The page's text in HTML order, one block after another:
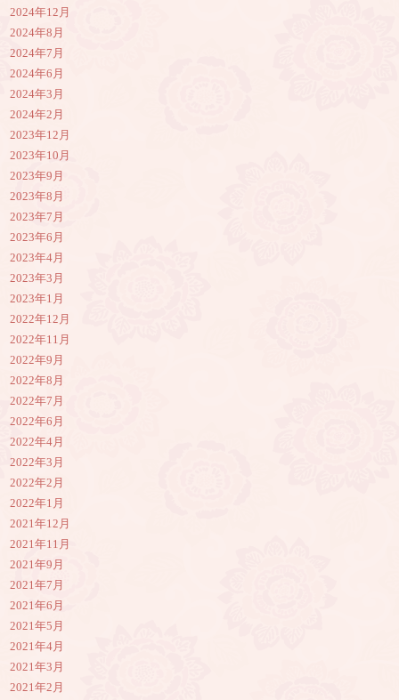
2024年12月
2024年8月
2024年7月
2024年6月
2024年3月
2024年2月
2023年12月
2023年10月
2023年9月
2023年8月
2023年7月
2023年6月
2023年4月
2023年3月
2023年1月
2022年12月
2022年11月
2022年9月
2022年8月
2022年7月
2022年6月
2022年4月
2022年3月
2022年2月
2022年1月
2021年12月
2021年11月
2021年9月
2021年7月
2021年6月
2021年5月
2021年4月
2021年3月
2021年2月